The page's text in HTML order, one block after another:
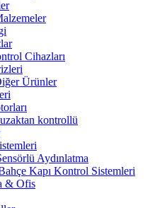
Cihazları
Ürünler
kontrollü
Aydınlatma
Kapı Kontrol Sistemleri
& Ofis